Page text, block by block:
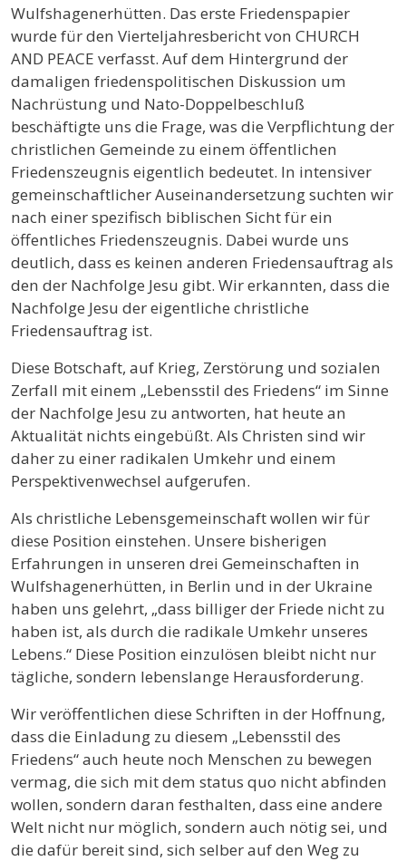
Wulfshagenerhütten. Das erste Friedenspapier
wurde für den Vierteljahresbericht von CHURCH
AND PEACE verfasst. Auf dem Hintergrund der
damaligen friedenspolitischen Diskussion um
Nachrüstung und Nato-Doppelbeschluß
beschäftigte uns die Frage, was die Verpflichtung der
christlichen Gemeinde zu einem öffentlichen
Friedenszeugnis eigentlich bedeutet. In intensiver
gemeinschaftlicher Auseinandersetzung suchten wir
nach einer spezifisch biblischen Sicht für ein
öffentliches Friedenszeugnis. Dabei wurde uns
deutlich, dass es keinen anderen Friedensauftrag als
den der Nachfolge Jesu gibt. Wir erkannten, dass die
Nachfolge Jesu der eigentliche christliche
Friedensauftrag ist.
Diese Botschaft, auf Krieg, Zerstörung und sozialen
Zerfall mit einem „Lebensstil des Friedens“ im Sinne
der Nachfolge Jesu zu antworten, hat heute an
Aktualität nichts eingebüßt. Als Christen sind wir
daher zu einer radikalen Umkehr und einem
Perspektivenwechsel aufgerufen.
Als christliche Lebensgemeinschaft wollen wir für
diese Position einstehen. Unsere bisherigen
Erfahrungen in unseren drei Gemeinschaften in
Wulfshagenerhütten, in Berlin und in der Ukraine
haben uns gelehrt, „dass billiger der Friede nicht zu
haben ist, als durch die radikale Umkehr unseres
Lebens.“ Diese Position einzulösen bleibt nicht nur
tägliche, sondern lebenslange Herausforderung.
Wir veröffentlichen diese Schriften in der Hoffnung,
dass die Einladung zu diesem „Lebensstil des
Friedens“ auch heute noch Menschen zu bewegen
vermag, die sich mit dem status quo nicht abfinden
wollen, sondern daran festhalten, dass eine andere
Welt nicht nur möglich, sondern auch nötig sei, und
die dafür bereit sind, sich selber auf den Weg zu